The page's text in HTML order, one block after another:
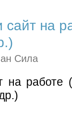
сайт на
Сила